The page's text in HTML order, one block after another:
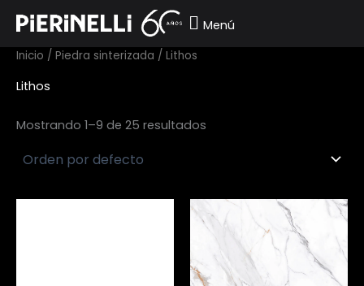
contenido
Menú
Inicio / Piedra sinterizada / Lithos
Lithos
Mostrando 1–9 de 25 resultados